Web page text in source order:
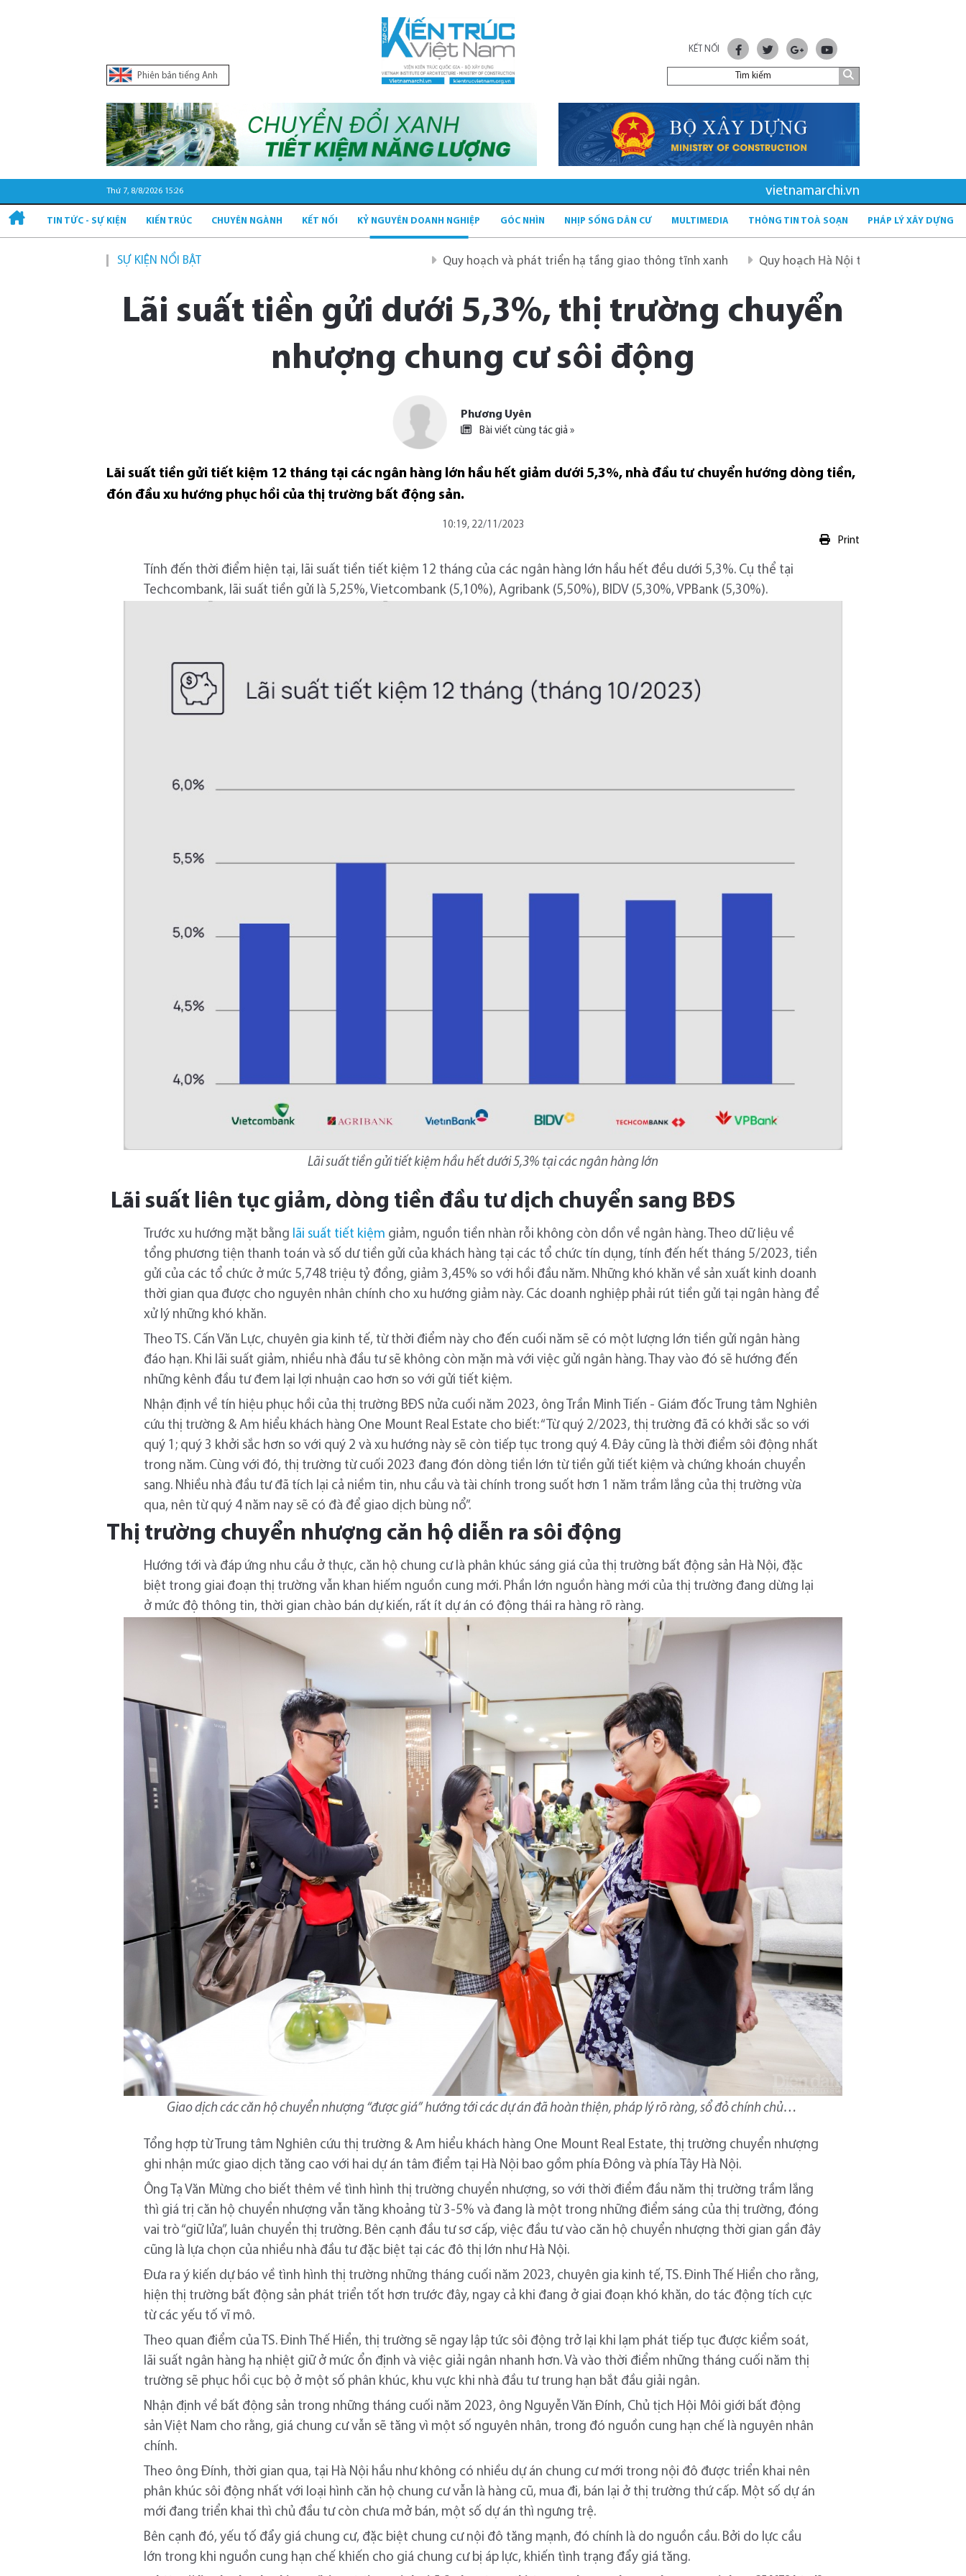
Phiên bản tiếng Anh
KẾT NỐI
Thứ 7, 8/8/2026 15:26 vietnamarchi.vn
TIN TỨC - SỰ KIỆN KIẾN TRÚC CHUYÊN NGÀNH KẾT NỐI KỶ NGUYÊN DOANH NGHIỆP GÓC NHÌN NHỊP SỐNG DÂN CƯ MULTIMEDIA THÔNG TIN TOÀ SOẠN PHÁP LÝ XÂY DỰNG
SỰ KIỆN NỔI BẬT Quy hoạch và phát triển hạ tầng giao thông tĩnh xanh Quy hoạch Hà Nội tầm nhìn 100 năm
Lãi suất tiền gửi dưới 5,3%, thị trường chuyển
nhượng chung cư sôi động
Phương Uyên
Bài viết cùng tác giả »
Lãi suất tiền gửi tiết kiệm 12 tháng tại các ngân hàng lớn hầu hết giảm dưới 5,3%, nhà đầu tư chuyển hướng dòng tiền,
đón đầu xu hướng phục hồi của thị trường bất động sản.
10:19, 22/11/2023
Print
Tính đến thời điểm hiện tại, lãi suất tiền tiết kiệm 12 tháng của các ngân hàng lớn hầu hết đều dưới 5,3%. Cụ thể tại
Techcombank, lãi suất tiền gửi là 5,25%, Vietcombank (5,10%), Agribank (5,50%), BIDV (5,30%, VPBank (5,30%).
Lãi suất tiền gửi tiết kiệm hầu hết dưới 5,3% tại các ngân hàng lớn
Lãi suất liên tục giảm, dòng tiền đầu tư dịch chuyển sang BĐS
Trước xu hướng mặt bằng lãi suất tiết kiệm giảm, nguồn tiền nhàn rỗi không còn dồn về ngân hàng. Theo dữ liệu về
tổng phương tiện thanh toán và số dư tiền gửi của khách hàng tại các tổ chức tín dụng, tính đến hết tháng 5/2023, tiền
gửi của các tổ chức ở mức 5,748 triệu tỷ đồng, giảm 3,45% so với hồi đầu năm. Những khó khăn về sản xuất kinh doanh
thời gian qua được cho nguyên nhân chính cho xu hướng giảm này. Các doanh nghiệp phải rút tiền gửi tại ngân hàng để
xử lý những khó khăn.
Theo TS. Cấn Văn Lực, chuyên gia kinh tế, từ thời điểm này cho đến cuối năm sẽ có một lượng lớn tiền gửi ngân hàng
đáo hạn. Khi lãi suất giảm, nhiều nhà đầu tư sẽ không còn mặn mà với việc gửi ngân hàng. Thay vào đó sẽ hướng đến
những kênh đầu tư đem lại lợi nhuận cao hơn so với gửi tiết kiệm.
Nhận định về tín hiệu phục hồi của thị trường BĐS nửa cuối năm 2023, ông Trần Minh Tiến - Giám đốc Trung tâm Nghiên
cứu thị trường & Am hiểu khách hàng One Mount Real Estate cho biết: “Từ quý 2/2023, thị trường đã có khởi sắc so với
quý 1; quý 3 khởi sắc hơn so với quý 2 và xu hướng này sẽ còn tiếp tục trong quý 4. Đây cũng là thời điểm sôi động nhất
trong năm. Cùng với đó, thị trường từ cuối 2023 đang đón dòng tiền lớn từ tiền gửi tiết kiệm và chứng khoán chuyển
sang. Nhiều nhà đầu tư đã tích lại cả niềm tin, nhu cầu và tài chính trong suốt hơn 1 năm trầm lắng của thị trường vừa
qua, nên từ quý 4 năm nay sẽ có đà để giao dịch bùng nổ”.
Thị trường chuyển nhượng căn hộ diễn ra sôi động
Hướng tới và đáp ứng nhu cầu ở thực, căn hộ chung cư là phân khúc sáng giá của thị trường bất động sản Hà Nội, đặc
biệt trong giai đoạn thị trường vẫn khan hiếm nguồn cung mới. Phần lớn nguồn hàng mới của thị trường đang dừng lại
ở mức độ thông tin, thời gian chào bán dự kiến, rất ít dự án có động thái ra hàng rõ ràng.
Giao dịch các căn hộ chuyển nhượng “được giá” hướng tới các dự án đã hoàn thiện, pháp lý rõ ràng, sổ đỏ chính chủ…
Tổng hợp từ Trung tâm Nghiên cứu thị trường & Am hiểu khách hàng One Mount Real Estate, thị trường chuyển nhượng
ghi nhận mức giao dịch tăng cao với hai dự án tâm điểm tại Hà Nội bao gồm phía Đông và phía Tây Hà Nội.
Ông Tạ Văn Mừng cho biết thêm về tình hình thị trường chuyển nhượng, so với thời điểm đầu năm thị trường trầm lắng
thì giá trị căn hộ chuyển nhượng vẫn tăng khoảng từ 3-5% và đang là một trong những điểm sáng của thị trường, đóng
vai trò “giữ lửa”, luân chuyển thị trường. Bên cạnh đầu tư sơ cấp, việc đầu tư vào căn hộ chuyển nhượng thời gian gần đây
cũng là lựa chọn của nhiều nhà đầu tư đặc biệt tại các đô thị lớn như Hà Nội.
Đưa ra ý kiến dự báo về tình hình thị trường những tháng cuối năm 2023, chuyên gia kinh tế, TS. Đinh Thế Hiển cho rằng,
hiện thị trường bất động sản phát triển tốt hơn trước đây, ngay cả khi đang ở giai đoạn khó khăn, do tác động tích cực
từ các yếu tố vĩ mô.
Theo quan điểm của TS. Đinh Thế Hiển, thị trường sẽ ngay lập tức sôi động trở lại khi lạm phát tiếp tục được kiểm soát,
lãi suất ngân hàng hạ nhiệt giữ ở mức ổn định và việc giải ngân nhanh hơn. Và vào thời điểm những tháng cuối năm thị
trường sẽ phục hồi cục bộ ở một số phân khúc, khu vực khi nhà đầu tư trung hạn bắt đầu giải ngân.
Nhận định về bất động sản trong những tháng cuối năm 2023, ông Nguyễn Văn Đính, Chủ tịch Hội Môi giới bất động
sản Việt Nam cho rằng, giá chung cư vẫn sẽ tăng vì một số nguyên nhân, trong đó nguồn cung hạn chế là nguyên nhân
chính.
Theo ông Đính, thời gian qua, tại Hà Nội hầu như không có nhiều dự án chung cư mới trong nội đô được triển khai nên
phân khúc sôi động nhất với loại hình căn hộ chung cư vẫn là hàng cũ, mua đi, bán lại ở thị trường thứ cấp. Một số dự án
mới đang triển khai thì chủ đầu tư còn chưa mở bán, một số dự án thì ngưng trệ.
Bên cạnh đó, yếu tố đẩy giá chung cư, đặc biệt chung cư nội đô tăng mạnh, đó chính là do nguồn cầu. Bởi do lực cầu
lớn trong khi nguồn cung hạn chế khiến cho giá chung cư bị áp lực, khiến tình trạng đẩy giá tăng.